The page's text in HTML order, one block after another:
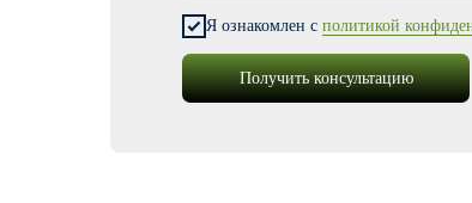
Я ознакомлен с политикой
Получить консультацию